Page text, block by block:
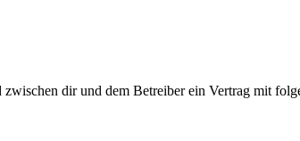
dir und dem Betreiber ein Vertrag mit